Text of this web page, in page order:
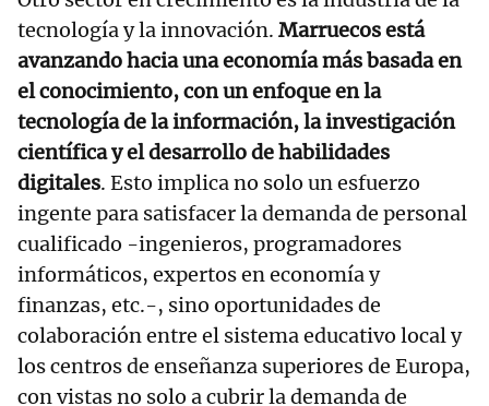
tecnología y la innovación. Marruecos está
avanzando hacia una economía más basada en
el conocimiento, con un enfoque en la
tecnología de la información, la investigación
científica y el desarrollo de habilidades
digitales. Esto implica no solo un esfuerzo
ingente para satisfacer la demanda de personal
cualificado -ingenieros, programadores
informáticos, expertos en economía y
finanzas, etc.-, sino oportunidades de
colaboración entre el sistema educativo local y
los centros de enseñanza superiores de Europa,
con vistas no solo a cubrir la demanda de